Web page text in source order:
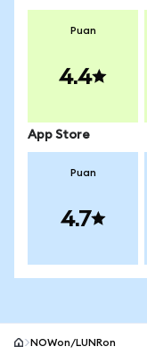
Puan
4.4
App Store
Puan
4.7
NOWon/LUNRon